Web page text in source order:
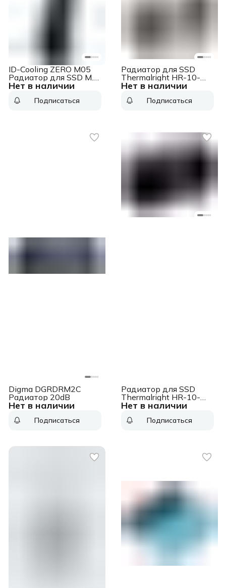
Нет в наличии
ID-Cooling ZERO M05
Радиатор для SSD M.2
2280 ID- ZERO-M05
Подписаться
Нет в наличии
Радиатор для SSD
Thermalright HR-10-
2280-PRO
алюминий Ret
Подписаться
Нет в наличии
Digma DGRDRM2C
Радиатор 20dB
Подписаться
Нет в наличии
Радиатор для SSD
Thermalright HR-10-
2280-PRO-BL черный
Подписаться